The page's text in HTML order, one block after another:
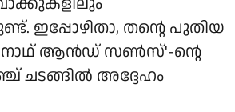
ഇപ്പോഴിതാ, തന്റെ പുതിയ
ആൻഡ് സൺസ്'-ന്റെ
ചടങ്ങിൽ അദ്ദേഹം